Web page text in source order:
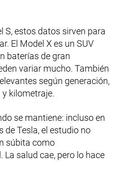
S, estos datos sirven para
El Model X es un SUV
baterías de gran
variar mucho. También
según generación,
kilometraje.
se mantiene: incluso en
de Tesla, el estudio no
súbita como
salud cae, pero lo hace